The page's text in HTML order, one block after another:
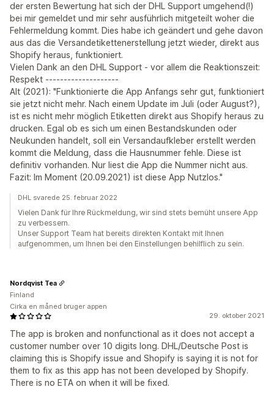
der ersten Bewertung hat sich der DHL Support umgehend(!)
bei mir gemeldet und mir sehr ausführlich mitgeteilt woher die
Fehlermeldung kommt. Dies habe ich geändert und gehe davon
aus das die Versandetikettenerstellung jetzt wieder, direkt aus
Shopify heraus, funktioniert.
Vielen Dank an den DHL Support - vor allem die Reaktionszeit:
Respekt --------------------
Alt (2021): "Funktionierte die App Anfangs sehr gut, funktioniert
sie jetzt nicht mehr. Nach einem Update im Juli (oder August?),
ist es nicht mehr möglich Etiketten direkt aus Shopify heraus zu
drucken. Egal ob es sich um einen Bestandskunden oder
Neukunden handelt, soll ein Versandaufkleber erstellt werden
kommt die Meldung, dass die Hausnummer fehle. Diese ist
definitiv vorhanden. Nur liest die App die Nummer nicht aus.
Fazit: Im Moment (20.09.2021) ist diese App Nutzlos."
DHL svarede 25. februar 2022
Vielen Dank für Ihre Rückmeldung, wir sind stets bemüht unsere App
zu verbessern.
Unser Support Team hat bereits direkten Kontakt mit Ihnen
aufgenommen, um Ihnen bei den Einstellungen behilflich zu sein.
29. oktober 2021
The app is broken and nonfunctional as it does not accept a
customer number over 10 digits long. DHL/Deutsche Post is
claiming this is Shopify issue and Shopify is saying it is not for
them to fix as this app has not been developed by Shopify.
There is no ETA on when it will be fixed.
Nordqvist Tea
Finland
Cirka en måned bruger appen